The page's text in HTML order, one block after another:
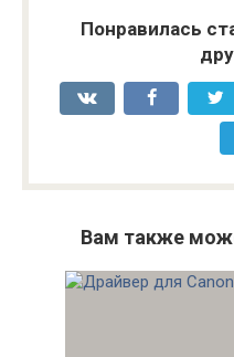
Понравилась
Вам также